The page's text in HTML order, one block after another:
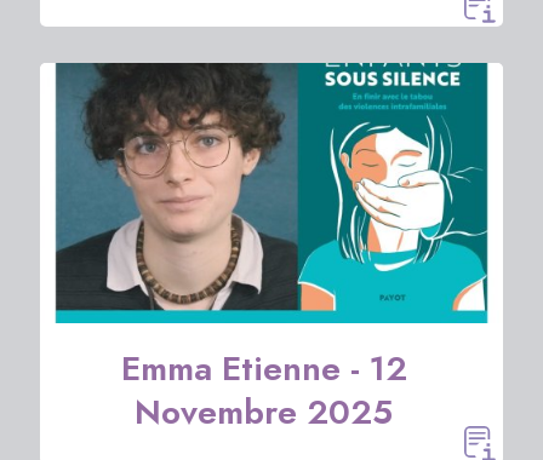
Emma Etienne - 12
Novembre 2025